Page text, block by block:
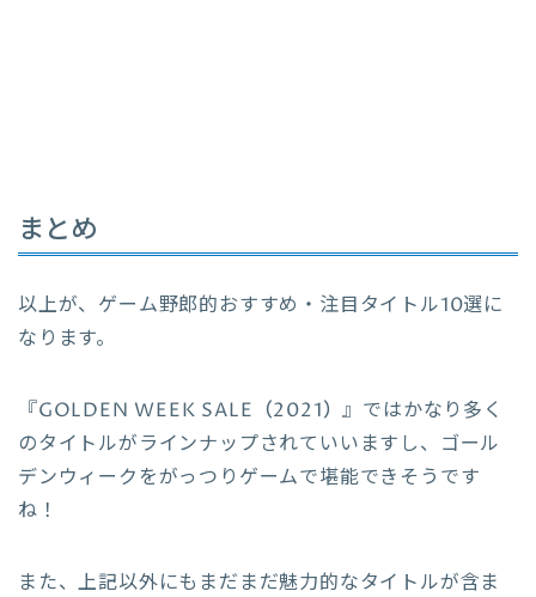
まとめ
以上が、ゲーム野郎的おすすめ・注目タイトル10選に
なります。
『GOLDEN WEEK SALE（2021）』ではかなり多く
のタイトルがラインナップされていいますし、ゴール
デンウィークをがっつりゲームで堪能できそうです
ね！
また、上記以外にもまだまだ魅力的なタイトルが含ま